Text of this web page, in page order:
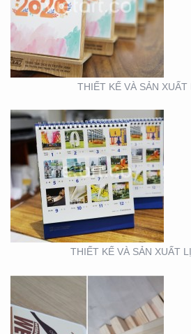
THIẾT KẾ VÀ SẢN XUẤT
LỊCH FUBON
THIẾT KẾ VÀ SẢN XUẤT
THIẾT KẾ MẪU VÀ SẢN
XUẤT LỊCH MAINETTI
MẪU THIẾT KẾ LỊCH